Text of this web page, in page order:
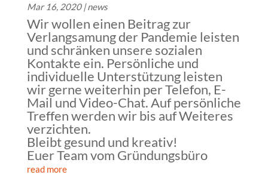
Mar 16, 2020|news
Wir wollen einen Beitrag zur
Verlangsamung der Pandemie leisten
und schränken unsere sozialen
Kontakte ein. Persönliche und
individuelle Unterstützung leisten
wir gerne weiterhin per Telefon, E-
Mail und Video-Chat. Auf persönliche
Treffen werden wir bis auf Weiteres
verzichten.
Bleibt gesund und kreativ!
Euer Team vom Gründungsbüro
read more